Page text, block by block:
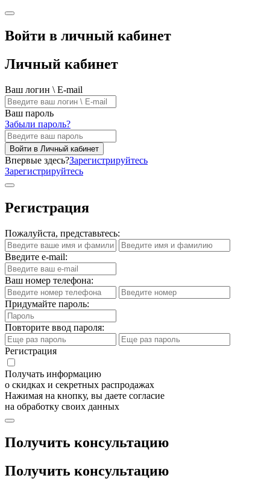
Войти в личный кабинет
Личный кабинет
Ваш логин \ E-mail
Ваш пароль
Забыли пароль?
Войти в Личный кабинет
Впервые здесь?Зарегистрируйтесь
Зарегистрируйтесь
Регистрация
Пожалуйста, представьтесь:
Введите e-mail:
Ваш номер телефона:
Придумайте пароль:
Повторите ввод пароля:
Регистрация
Получать информацию
о скидках и секретных распродажах
Нажимая на кнопку, вы даете согласие
на обработку своих данных
Получить консультацию
Получить консультацию